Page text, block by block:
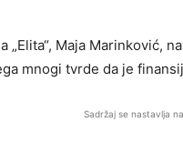
„Elita“, Maja Marinković,
mnogi tvrde da je
Sadržaj se nastavlja